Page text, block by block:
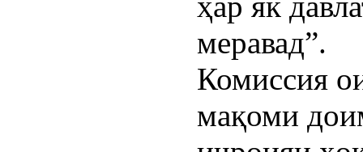
меравад”.
Комиссия
мақоми